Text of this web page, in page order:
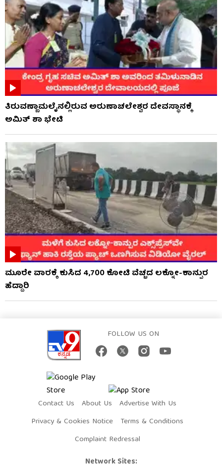
ತಿರುವಣ್ಣಾಮಲೈನಲ್ಲಿರುವ ಅರುಣಾಚಲೇಶ್ವರ ದೇವಸ್ಥಾನಕ್ಕೆ
ಅಮಿತ್ ಶಾ ಭೇಟಿ
ಮೂರೇ ವಾರಕ್ಕೆ ಕುಸಿದ 4,700 ಕೋಟಿ ವೆಚ್ಚದ ಲಕ್ನೋ-ಕಾನ್ಪುರ
ಹೆದ್ದಾರಿ
FOLLOW US ON
Contact Us About Us
Advertise With Us
Privacy & Cookies Notice
Terms & Conditions
Complaint Redressal